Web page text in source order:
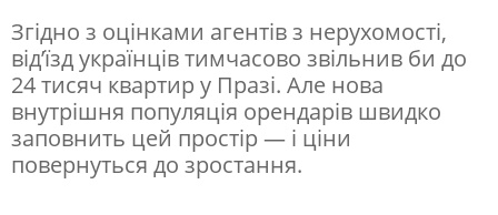
Згідно з оцінками агентів з нерухомості,
від’їзд українців тимчасово звільнив би до
24 тисяч квартир у Празі. Але нова
внутрішня популяція орендарів швидко
заповнить цей простір — і ціни
повернуться до зростання.